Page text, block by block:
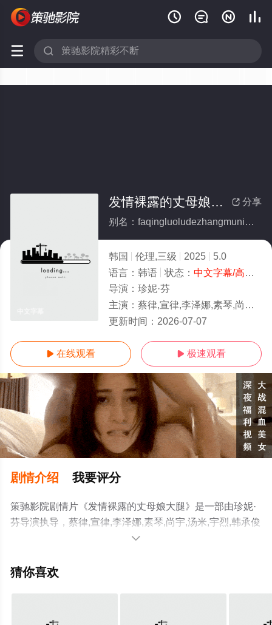
   
 
 分享
发情裸露的丈母娘大腿
别名：faqingluoludezhangmuniangdatui
韩国 伦理,三级 2025
5.0
语言： 韩语 状态： 中文字幕/高清
导演： 珍妮·芬
主演： 蔡律,宣律,李泽娜,素琴,尚宇,汤米,宇烈,韩承俊
更新时间： 2026-07-07
 在线观看  极速观看
剧情介绍 我要评分
策驰影院剧情片《发情裸露的丈母娘大腿》是一部由珍妮·
芬导演执导，蔡律,宣律,李泽娜,素琴,尚宇,汤米,宇烈,韩承俊
等演员精彩演绎的韩国电影，手机免费观看高清无删减完
瓣电影、电视猫或剧情网等平台了解。

猜你喜欢